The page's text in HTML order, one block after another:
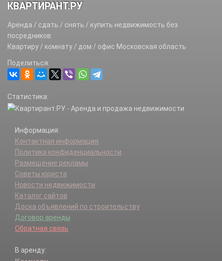
КВАРТИРАНТ.РУ
Аренда / сдать / снять / купить недвижимость без
посредников.
Квартиру / комнату / дом / офис Московская область
Поделиться:
Статистика:
Информация:
Контактная информация
Политика конфиденциальности
Размещение рекламы
Советы юриста
Новости недвижимости
Каталог сайтов
Доска объявлений по строительству
Договор аренды
Обратная связь
В аренду: